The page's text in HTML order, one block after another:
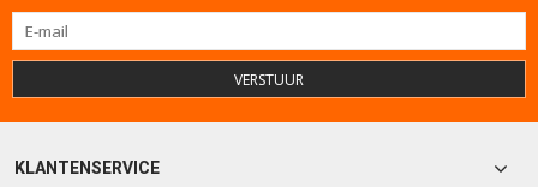
VERSTUUR
KLANTENSERVICE